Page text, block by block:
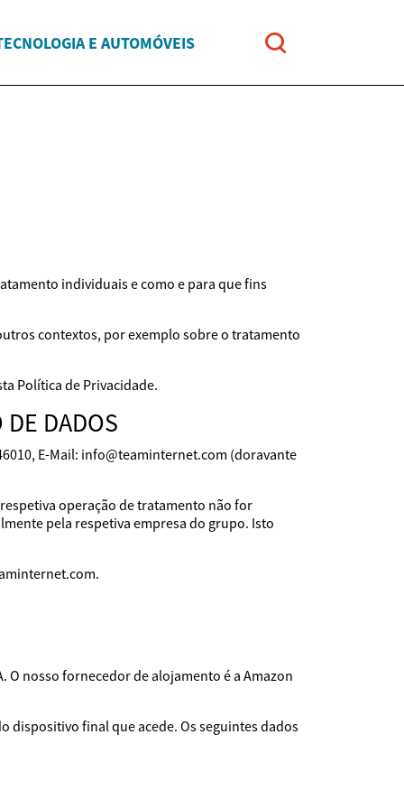
E AUTOMÓVEIS
individuais e como e para que fins
contextos, por exemplo sobre o tratamento
Política de Privacidade.
DE DADOS
E-Mail: info@teaminternet.com (doravante
operação de tratamento não for
pela respetiva empresa do grupo. Isto
O nosso fornecedor de alojamento é a Amazon
dispositivo final que acede. Os seguintes dados